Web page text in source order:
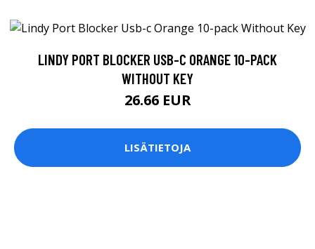
LINDY PORT BLOCKER USB-C ORANGE 10-PACK
WITHOUT KEY
26.66 EUR
LISÄTIETOJA